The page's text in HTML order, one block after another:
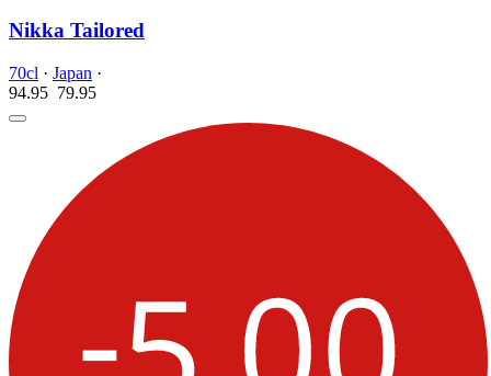
Nikka Tailored
70cl · Japan ·
94.95 79.95